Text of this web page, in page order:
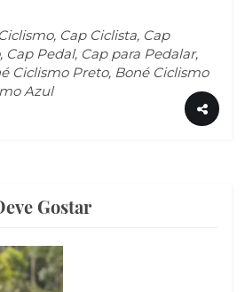
Cap Ciclista, Cap
Cap Pedal, Cap para Pedalar,
Ciclismo Preto, Boné Ciclismo
Azul
Gostar